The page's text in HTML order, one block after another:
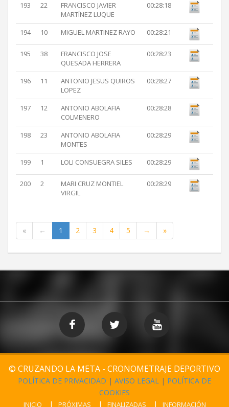
193 22
FRANCISCO JAVIER
MARTÍNEZ LUQUE
00:28:18
194 10 MIGUEL MARTINEZ RAYO 00:28:21
195 38
FRANCISCO JOSE
QUESADA HERRERA
00:28:23
196 11
ANTONIO JESUS QUIROS
LOPEZ
00:28:27
197 12
ANTONIO ABOLAFIA
COLMENERO
00:28:28
198 23
ANTONIO ABOLAFIA
MONTES
00:28:29
199 1 LOLI CONSUEGRA SILES 00:28:29
200 2
MARI CRUZ MONTIEL
VIRGIL
00:28:29
« ← 1 2 3 4 5 → »
© CRUZANDO LA META - CRONOMETRAJE DEPORTIVO
POLÍTICA DE PRIVACIDAD | AVISO LEGAL | POLÍTICA DE
COOKIES
INICIO PRÓXIMAS FINALIZADAS INFORMACIÓN